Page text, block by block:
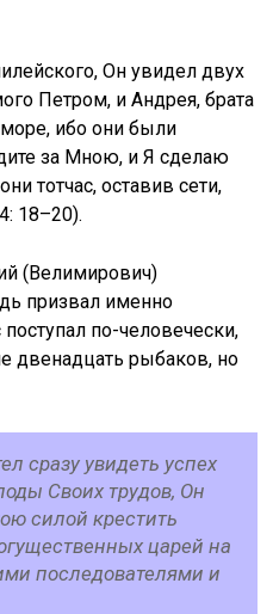
Он увидел двух
Петром, и Андрея, брата
ибо они были
за Мною, и Я сделаю
тотчас, оставив сети,
18–20).
(Велимирович)
призвал именно
по-человечески,
двенадцать рыбаков, но
сразу увидеть успех
Своих трудов, Он
силой крестить
царей на
последователями и